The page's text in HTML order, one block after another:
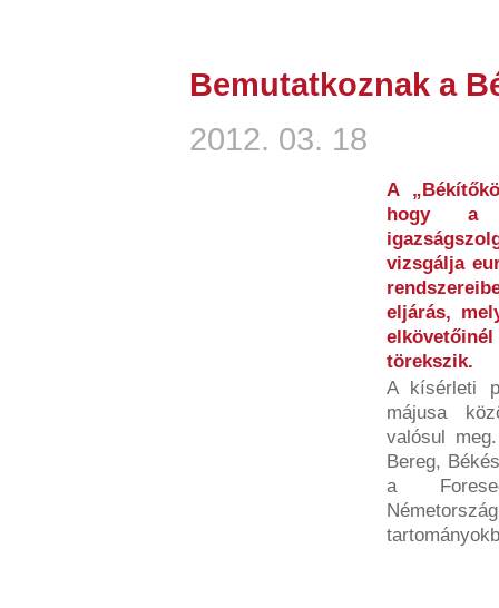
Bemutatkoznak a
2012. 03. 18
A
hogy a
vizsgálja
eljárás,
törekszik.
A kísérleti
májusa
valósul
Bereg,
a